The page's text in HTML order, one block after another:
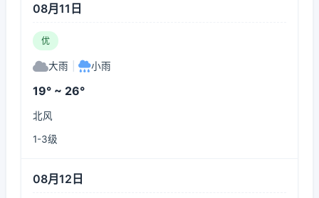
08月11日
优
大雨 小雨
19° ~ 26°
北风
1-3级
08月12日